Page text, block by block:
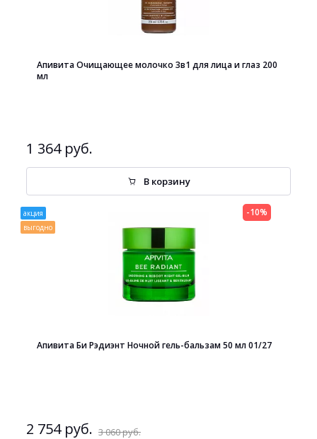
Апивита Очищающее молочко 3в1 для лица и глаз 200
мл
1 364 руб.
В корзину
акция
выгодно
Апивита Би Рэдиэнт Ночной гель-бальзам 50 мл 01/27
2 754 руб. 3 060 руб.
-10%